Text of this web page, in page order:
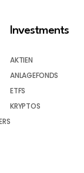
Investments
AKTIEN
ANLAGEFONDS
ETFS
KRYPTOS